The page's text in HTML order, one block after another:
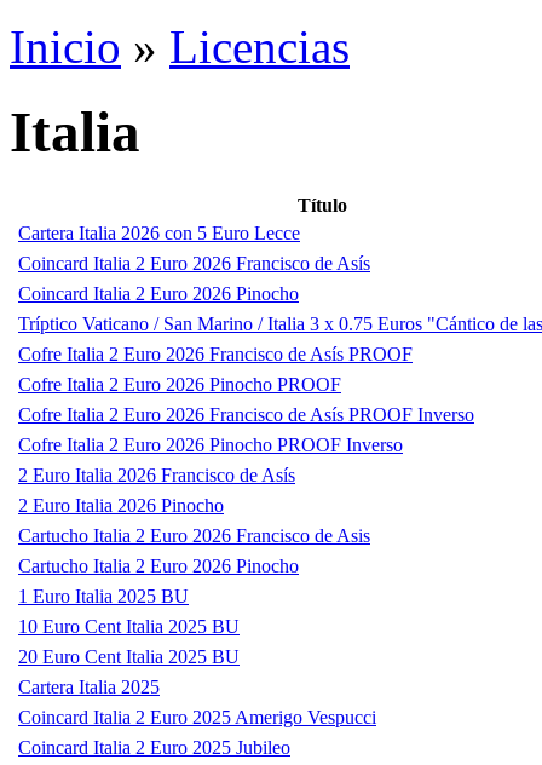
Inicio » Licencias
Italia
Título
Cartera Italia 2026 con 5 Euro Lecce
Coincard Italia 2 Euro 2026 Francisco de Asís
Coincard Italia 2 Euro 2026 Pinocho
Tríptico Vaticano / San Marino / Italia 3 x 0.75 Euros "Cántico de
Cofre Italia 2 Euro 2026 Francisco de Asís PROOF
Cofre Italia 2 Euro 2026 Pinocho PROOF
Cofre Italia 2 Euro 2026 Francisco de Asís PROOF Inverso
Cofre Italia 2 Euro 2026 Pinocho PROOF Inverso
2 Euro Italia 2026 Francisco de Asís
2 Euro Italia 2026 Pinocho
Cartucho Italia 2 Euro 2026 Francisco de Asis
Cartucho Italia 2 Euro 2026 Pinocho
1 Euro Italia 2025 BU
10 Euro Cent Italia 2025 BU
20 Euro Cent Italia 2025 BU
Cartera Italia 2025
Coincard Italia 2 Euro 2025 Amerigo Vespucci
Coincard Italia 2 Euro 2025 Jubileo